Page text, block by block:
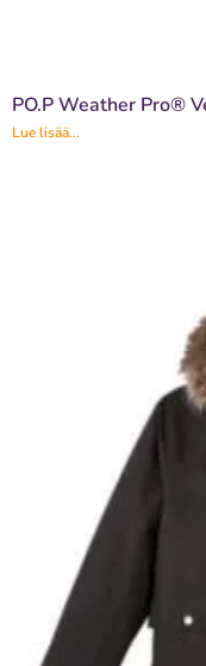
PO.P Weather Pro®
Lue lisää...